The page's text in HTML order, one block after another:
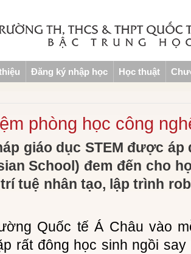
Đăng ký nhập học Học thuật
phòng học công
giáo dục STEM được
School) đem đến cho
tuệ nhân tạo, lập trình
Quốc tế Á Châu vào
rất đông học sinh ngồi